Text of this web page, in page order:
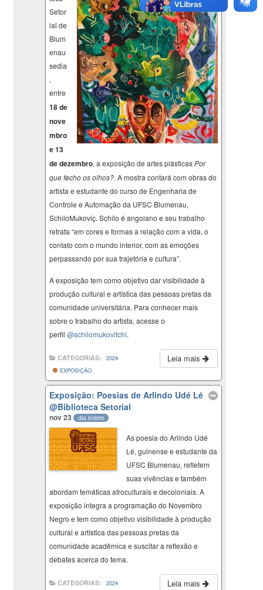
Setor
ial de
Blum
enau
sedia
,
entre
18 de
nove
mbro
e 13
de dezembro, a exposição de artes plásticasPor
que fecho os olhos?. A mostra contará com obras do
artista e estudante do curso de Engenharia de
Controle e Automação da UFSC Blumenau,
SchiloMukoviç. Schilo é angolano e seu trabalho
retrata “em cores e formas a relação com a vida, o
contato com o mundo interior, com as emoções
perpassando por sua trajetória e cultura”.
A exposição tem como objetivo dar visibilidade à
produção cultural e artística das pessoas pretas da
comunidade universitária. Para conhecer mais
sobre o trabalho do artista, acesse o
perfil@schilomukovitchi.
Leia mais
CATEGORIAS:
2024
EXPOSIÇÃO
Exposição: Poesias de Arlindo Udé Lé
@Biblioteca Setorial
nov 23 dia inteiro
As poesia do Arlindo Udé
Lé, guinense e estudante da
UFSC Blumenau, refletem
suas vivências e também
abordam temáticas afroculturais e decoloniais. A
exposição integra a programação do Novembro
Negro e tem como objetivo visibilidade à produção
cultural e artística das pessoas pretas da
comunidade acadêmica e suscitar a reflexão e
debates acerca do tema.
Leia mais
CATEGORIAS:
2024